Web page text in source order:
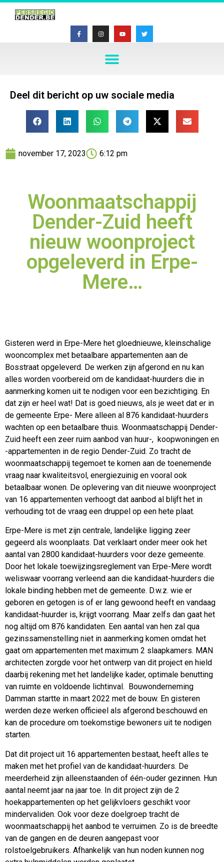
Deel dit bericht op uw sociale media
november 17, 2023 6:12 pm
Woonmaatschappij
Dender-Zuid heeft
nieuw woonproject
opgeleverd in Erpe-
Mere…
Gisteren werd in Erpe-Mere het gloednieuwe, kleinschalige
wooncomplex met betaalbare appartementen aan de
Bosstraat opgeleverd. De werken zijn afgerond en nu kan
alles worden voorbereid om de kandidaat-huurders die in
aanmerking komen uit te nodigen voor een bezichtiging. En
dat zijn er heel wat! Dat is goed nieuws, als je weet dat er in
de gemeente Erpe- Mere alleen al 876 kandidaat-huurders
wachten op een betaalbare thuis. Woonmaatschappij Dender-
Zuid heeft een zeer ruim aanbod van huur-, koopwoningen en
-appartementen in de regio Dender-Zuid. Zo tracht de
woonmaatschappij tegemoet te komen aan de toenemende
vraag naar kwaliteitsvol, energiezuinig en vooral ook
betaalbaar wonen. De oplevering van dit nieuwe woonproject
van 16 appartementen verhoogt dat aanbod al blijft het in
verhouding tot de vraag een druppel op een hete plaat.
Erpe-Mere is met zijn centrale, landelijke ligging zeer
gegeerd als woonplaats. Dat verklaart onder meer ook het
aantal van 2800 kandidaat-huurders voor deze gemeente.
Door het lokale toewijzingsreglement van Erpe-Mere wordt
weliswaar voorrang verleend aan die kandidaat-huurders die
lokale binding hebben met de gemeente. D.w.z. wie er
geboren en getogen is of er lang gewoond heeft en vandaag
kandidaat-huurder is, krijgt voorrang. Maar zelfs dan gaat het
nog altijd om 876 kandidaten. Een aantal van hen zal qua
gezinssamenstelling niet in aanmerking komen omdat het
gaat om appartementen met maximum 2 slaapkamers. MAN
architecten zorgde voor het ontwerp van dit project en hield
daarbij rekening met het landelijke kader, optimale benutting
van ruimte en voldoende lichtinval. Bouwonderneming
Damman startte in maart 2022 met de bouw. En gisteren
werden deze werken officieel als afgerond beschouwd en
kan de procedure om toekomstige bewoners uit te nodigen
starten.
Dat dit project uit 16 appartementen bestaat, heeft alles te
maken met het profiel van de kandidaat-huurders. De
meerderheid zijn alleenstaanden of één-ouder gezinnen. Hun
aantal neemt jaar na jaar toe. In dit project zijn de 2
hoekappartementen op het gelijkvloers geschikt voor
mindervaliden. Ook voor deze doelgroep tracht de
woonmaatschappij het aanbod te verruimen. Zo is de breedte
van de gangen en de deuren aangepast voor
rolstoelgebruikers. Afhankelijk van hun noden kunnen nog